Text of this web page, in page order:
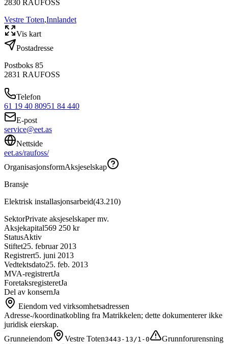
2830 RAUFOSS
Vestre Toten,Innlandet
Vis kart
Postadresse
Postboks 85
2831 RAUFOSS
Telefon
61 19 40 80951 84 440
E-post
service@eet.as
Nettside
eet.as/raufoss/
OrganisasjonsformAksjeselskap
Bransje
Elektrisk installasjonsarbeid(43.210)
SektorPrivate aksjeselskaper mv.
Aksjekapital569 250 kr
StatusAktiv
Stiftet25. februar 2013
Registrert5. juni 2013
Vedtektsdato25. feb. 2013
MVA-registrertJa
ForetaksregisteretJa
Del av konsernJa
Eiendom ved virksomhetsadressen
Adresse-/koordinatkobling fra Matrikkelen; dette dokumenterer ikke
juridisk eierskap.
Grunneiendom
Vestre Toten3443-13/1-0
Grunnforurensning